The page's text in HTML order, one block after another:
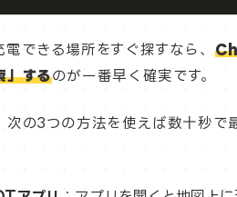
できる場所をすぐ探すなら、
」するのが一番早く確実です。
次の3つの方法を使えば数十秒で